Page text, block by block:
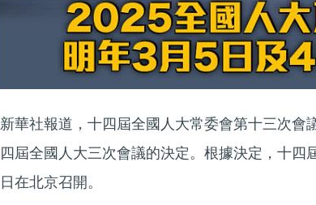
新華社報道，十四屆全國人大常委會第十三次會
四屆全國人大三次會議的決定。根據決定，十四
日在北京召開。